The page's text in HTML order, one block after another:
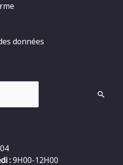
données
:9H00-12H00